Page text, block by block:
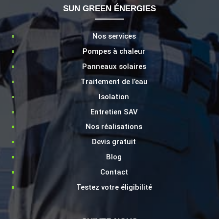
SUN GREEN ÉNERGIES
Nos services
Pompes à chaleur
Panneaux solaires
Traitement de l’eau
Isolation
Entretien SAV
LIENS
Nos réalisations
Devis gratuit
Blog
Contact
Testez votre éligibilité